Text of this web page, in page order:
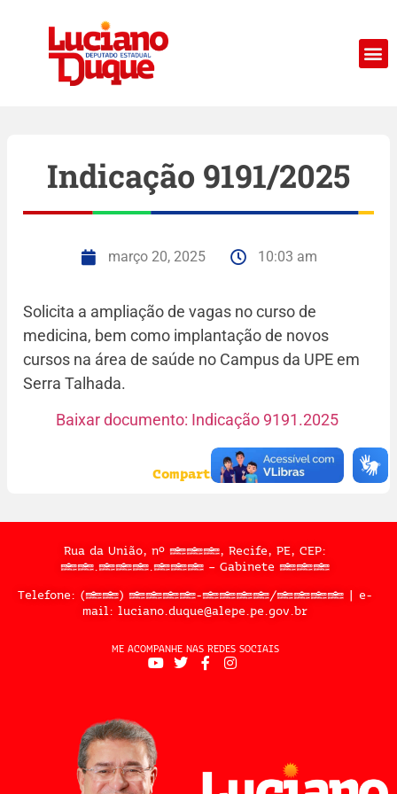
Indicação 9191/2025
março 20, 2025 10:03 am
Solicita a ampliação de vagas no curso de
medicina, bem como implantação de novos
cursos na área de saúde no Campus da UPE em
Serra Talhada.
Baixar documento: Indicação 9191.2025
Compartilhe:
Rua da União, nº 397, Recife, PE, CEP:
50.050.909 – Gabinete 302
Telefone: (81) 3183-2467/2324 | e-
mail: luciano.duque@alepe.pe.gov.br
ME ACOMPANHE NAS REDES SOCIAIS